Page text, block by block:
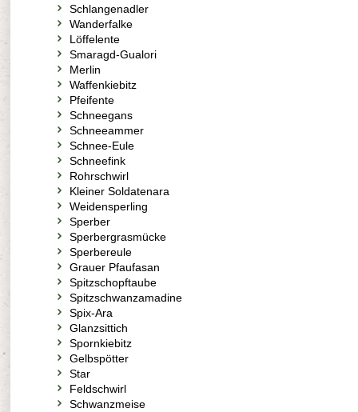
Schlangenadler
Wanderfalke
Löffelente
Smaragd-Gualori
Merlin
Waffenkiebitz
Pfeifente
Schneegans
Schneeammer
Schnee-Eule
Schneefink
Rohrschwirl
Kleiner Soldatenara
Weidensperling
Sperber
Sperbergrasmücke
Sperbereule
Grauer Pfaufasan
Spitzschopftaube
Spitzschwanzamadine
Spix-Ara
Glanzsittich
Spornkiebitz
Gelbspötter
Star
Feldschwirl
Schwanzmeise